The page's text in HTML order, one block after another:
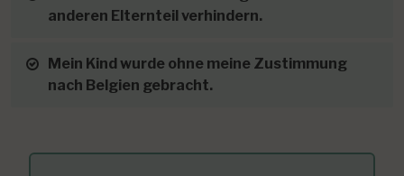
anderen Elternteil verhindern.
Mein Kind wurde ohne meine Zustimmung
nach Belgien gebracht.